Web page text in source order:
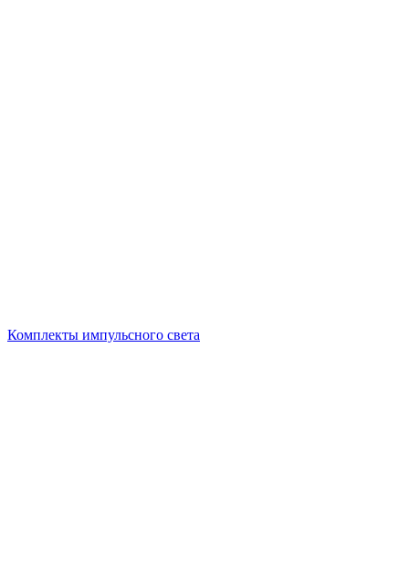
Комплекты импульсного света